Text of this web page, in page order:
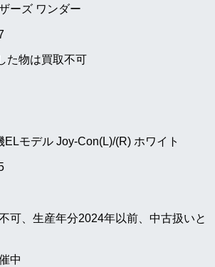
ーズ ワンダー
た物は買取不可
モデル Joy-Con(L)/(R) ホワイト
可、生産年分2024年以前、中古扱いと
中